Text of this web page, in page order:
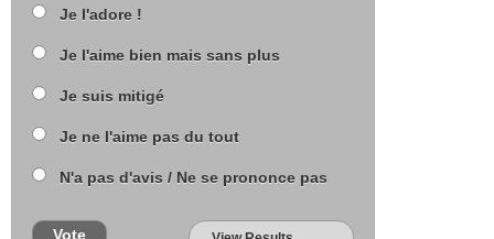
Je l'adore !
Je l'aime bien mais sans plus
Je suis mitigé
Je ne l'aime pas du tout
N'a pas d'avis / Ne se prononce pas
Vote